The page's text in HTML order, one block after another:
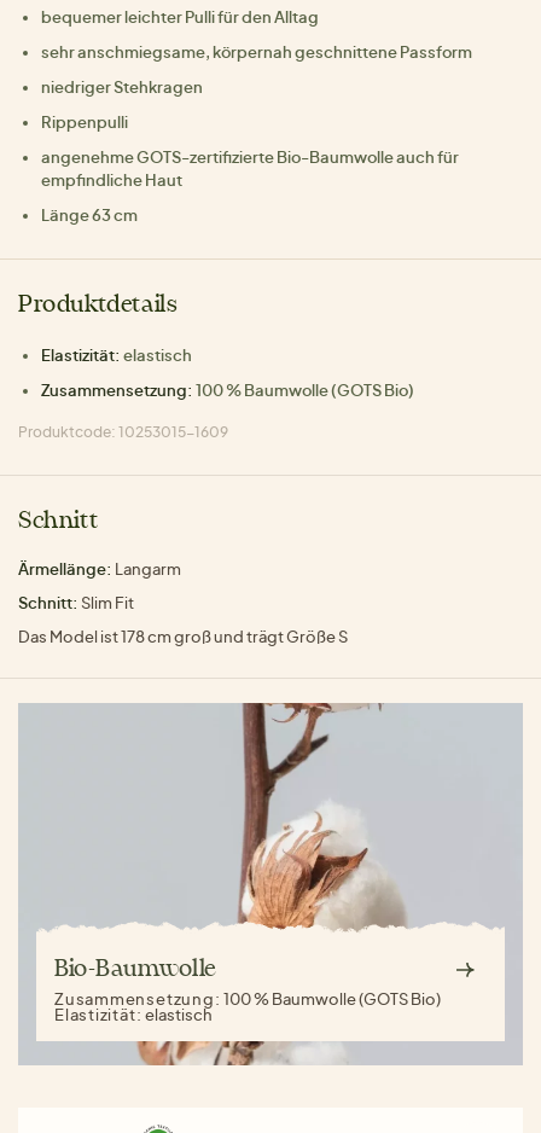
bequemer leichter Pulli für den Alltag
sehr anschmiegsame, körpernah geschnittene Passform
niedriger Stehkragen
Rippenpulli
angenehme GOTS-zertifizierte Bio-Baumwolle auch für
empfindliche Haut
Länge 63 cm
Produktdetails
Elastizität: elastisch
Zusammensetzung: 100 % Baumwolle (GOTS Bio)
Produktcode: 10253015-1609
Schnitt
Ärmellänge: Langarm
Schnitt: Slim Fit
Das Model ist 178 cm groß und trägt Größe S
Bio-Baumwolle
Zusammensetzung:100 % Baumwolle (GOTS Bio)
Elastizität:elastisch